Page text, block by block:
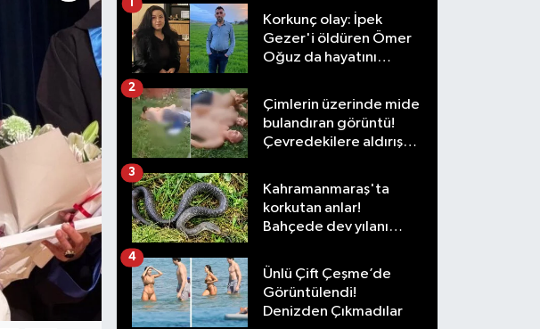
Korkunç olay: İpek
Gezer'i öldüren Ömer
Oğuz da hayatını
1
Çimlerin üzerinde mide
bulandıran görüntü!
Çevredekilere aldırış
2
Kahramanmaraş'ta
korkutan anlar!
Bahçede dev yılanı
3
Ünlü Çift Çeşme’de
Görüntülendi!
Denizden Çıkmadılar
4